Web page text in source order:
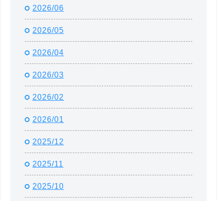
2026/06
2026/05
2026/04
2026/03
2026/02
2026/01
2025/12
2025/11
2025/10